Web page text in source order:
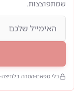
שמתפוצצות.
בלי ספאם הסרה בלחיצה